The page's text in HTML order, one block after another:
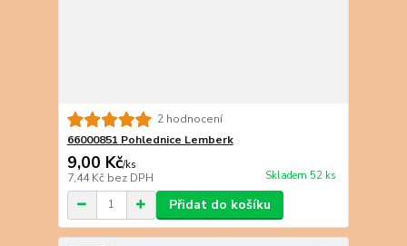
2 hodnocení
66000851 Pohlednice Lemberk
9,00 Kč/ks
7,44 Kč bez DPH Skladem 52 ks
Přidat do košíku